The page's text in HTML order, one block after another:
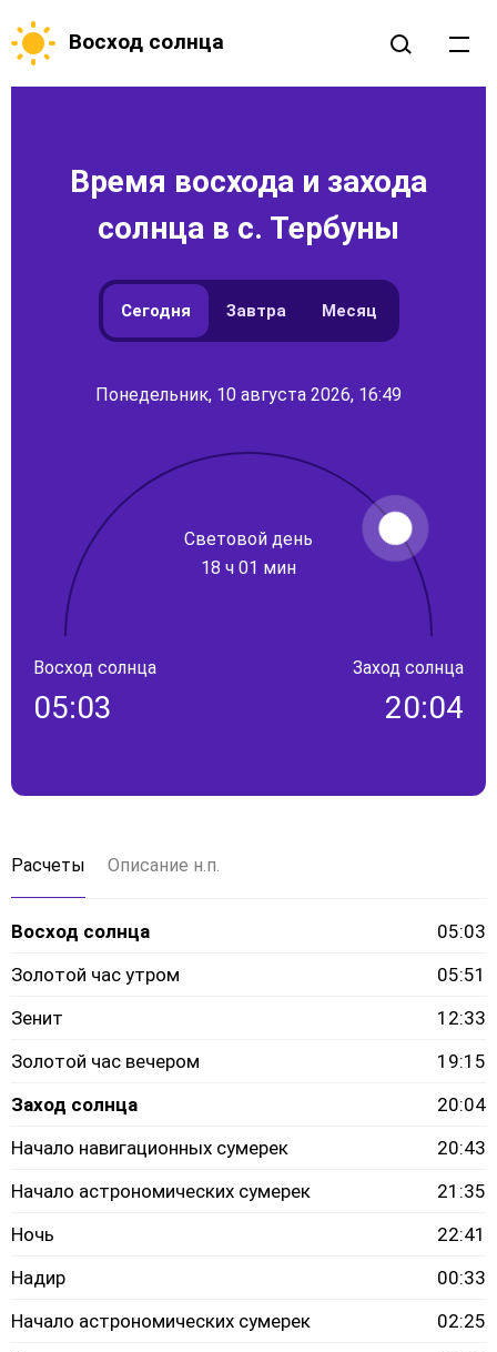
Восход солнца
Время восхода и захода
солнца в с. Тербуны
Сегодня Завтра Месяц
Понедельник, 10 августа 2026, 16:49
Световой день
18 ч 01 мин
Восход солнца
05:03
Заход солнца
20:04
Расчеты Описание н.п.
Восход солнца
05:03
Золотой час утром
05:51
Зенит
12:33
Золотой час вечером
19:15
Заход солнца
20:04
Начало навигационных сумерек
20:43
Начало астрономических сумерек
21:35
Ночь
22:41
Надир
00:33
Начало астрономических сумерек
02:25